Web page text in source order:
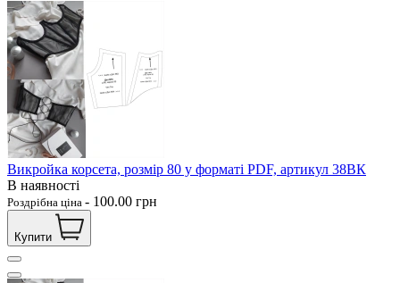
Викройка корсета, розмір 80 у форматі PDF, артикул 38ВК
В наявності
Роздрібна ціна - 100.00 грн
Купити